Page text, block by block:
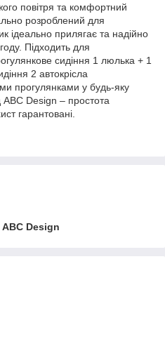
повітря та комфортний
розроблений для
ідеально прилягає та надійно
Підходить для
сидіння 1 люлька + 1
2 автокрісла
прогулянками у будь-яку
Design – простота
гарантовані.
ABC Design